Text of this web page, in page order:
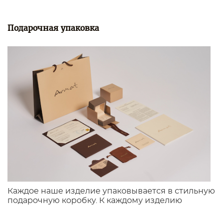
Подарочная упаковка
Каждое наше изделие упаковывается в стильную
подарочную коробку. К каждому изделию